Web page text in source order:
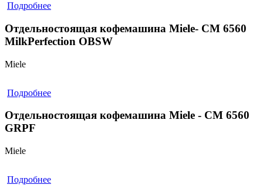
Подробнее
Отдельностоящая кофемашина Miele- CM 6560
MilkPerfection OBSW
Miele
Подробнее
Отдельностоящая кофемашина Miele - CM 6560
GRPF
Miele
Подробнее